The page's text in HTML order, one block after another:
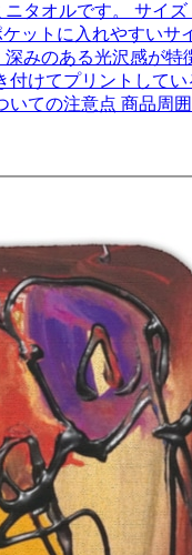
タオルです。 サイ
ケットに入れやすい
みのある光沢感が
けてプリントして
ての注意点 商品周